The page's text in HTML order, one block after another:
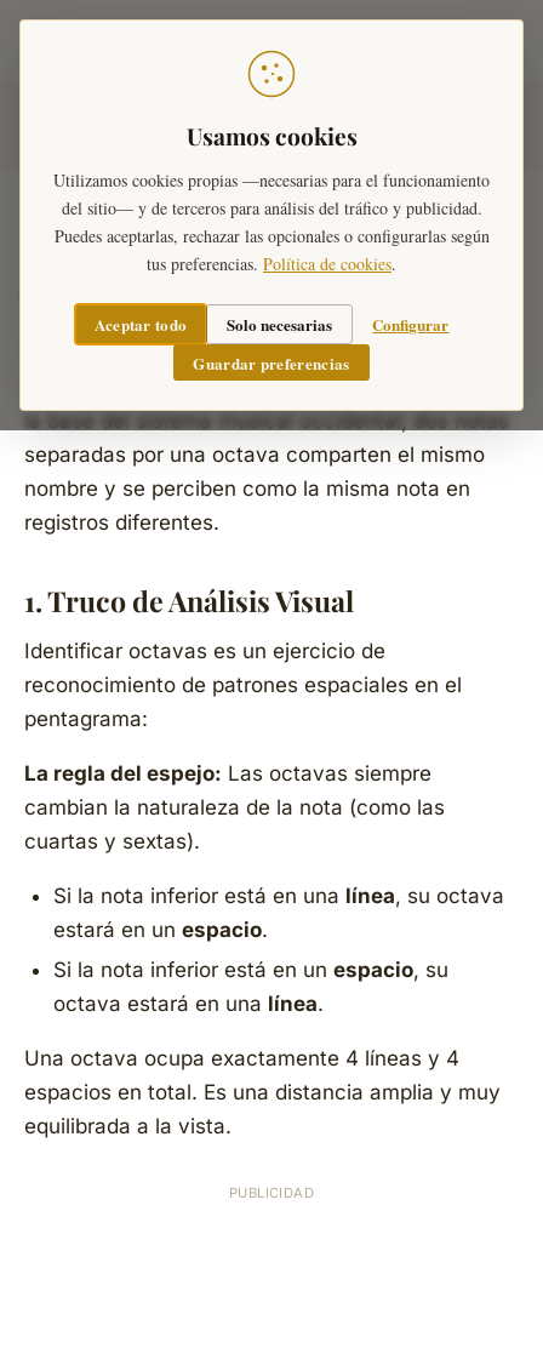
Usamos cookies
Utilizamos cookies propias —necesarias para el funcionamiento
del sitio— y de terceros para análisis del tráfico y publicidad.
Puedes aceptarlas, rechazar las opcionales o configurarlas según
tus preferencias. Política de cookies.
Aceptar todo Solo necesarias
Configurar
Guardar preferencias
Octavas
Octavas
octavaes el intervalo de mayor consonancia.
Representa la duplicación de una frecuencia y es
la base del sistema musical occidental; dos notas
separadas por una octava comparten el mismo
nombre y se perciben como la misma nota en
registros diferentes.
1. Truco de Análisis Visual
Identificar octavas es un ejercicio de
reconocimiento de patrones espaciales en el
pentagrama:
La regla del espejo: Las octavas siempre
cambian la naturaleza de la nota (como las
cuartas y sextas).
Si la nota inferior está en una línea, su octava
estará en un espacio.
Si la nota inferior está en un espacio, su
octava estará en una línea.
Una octava ocupa exactamente 4 líneas y 4
espacios en total. Es una distancia amplia y muy
equilibrada a la vista.